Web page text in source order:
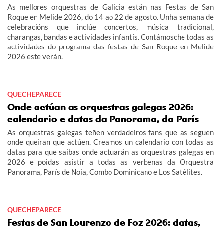
As mellores orquestras de Galicia están nas Festas de San
Roque en Melide 2026, do 14 ao 22 de agosto. Unha semana de
celebracións que inclúe concertos, música tradicional,
charangas, bandas e actividades infantís. Contámosche todas as
actividades do programa das festas de San Roque en Melide
2026 este verán.
QUECHEPARECE
Onde actúan as orquestras galegas 2026:
calendario e datas da Panorama, da París
As orquestras galegas teñen verdadeiros fans que as seguen
onde queiran que actúen. Creamos un calendario con todas as
datas para que saibas onde actuarán as orquestras galegas en
2026 e poidas asistir a todas as verbenas da Orquestra
Panorama, París de Noia, Combo Dominicano e Los Satélites.
QUECHEPARECE
Festas de San Lourenzo de Foz 2026: datas,